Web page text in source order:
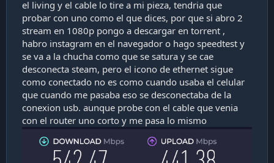
Al final, compré cable de la marca ugreen, con muy buen
blindaje y conectores se calidad. Nunca más caídas o
problemas de conexión.
Enviado desde mi SM-S918B mediante Tapatalk
el living y el cable lo tire a mi pieza, tendria que
probar con uno como el que dices, por que si abro 2
stream en 1080p pongo a descargar en torrent ,
habro instagram en el navegador o hago speedtest y
se va a la chucha como que se satura y se cae
desconecta steam, pero el icono de ethernet sigue
como conectado no es como cuando usaba el celular
que cuando me pasaba eso se desconectaba de la
conexion usb. aunque probe con el cable que venia
con el router uno corto y me pasa lo mismo